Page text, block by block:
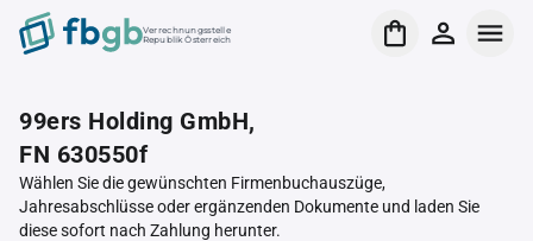
Verrechnungsstelle
Republik Österreich
99ers Holding GmbH,
FN 630550f
Wählen Sie die gewünschten Firmenbuchauszüge,
Jahresabschlüsse oder ergänzenden Dokumente und laden Sie
diese sofort nach Zahlung herunter.